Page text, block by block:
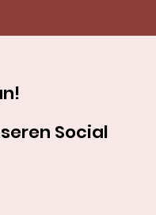
Social